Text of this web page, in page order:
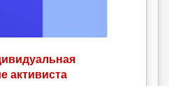
активиста